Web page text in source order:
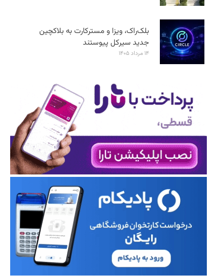
بلک‌راک، ویزا و مسترکارت به بلاکچین
جدید سیرکل پیوستند
۱۴ مرداد ۱۴۰۵